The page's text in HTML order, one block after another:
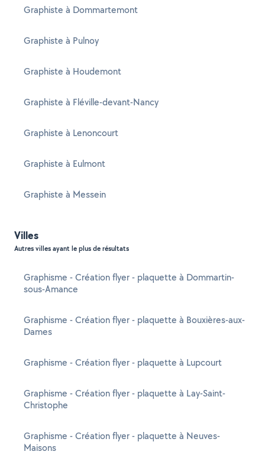
Graphiste à Dommartemont
Graphiste à Pulnoy
Graphiste à Houdemont
Graphiste à Fléville-devant-Nancy
Graphiste à Lenoncourt
Graphiste à Eulmont
Graphiste à Messein
Villes
Autres villes ayant le plus de résultats
Graphisme - Création flyer - plaquette à Dommartin-
sous-Amance
Graphisme - Création flyer - plaquette à Bouxières-aux-
Dames
Graphisme - Création flyer - plaquette à Lupcourt
Graphisme - Création flyer - plaquette à Lay-Saint-
Christophe
Graphisme - Création flyer - plaquette à Neuves-
Maisons